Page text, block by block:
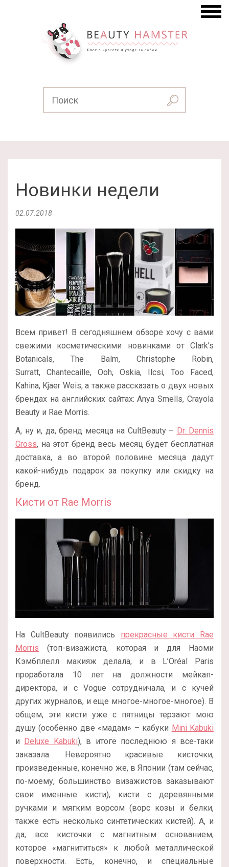
Новинки недели
02.07.2018
Всем привет! В сегодняшнем обзоре хочу с вами
свежими косметическими новинками от Clark’s
Botanicals, The Balm, Christophe Robin,
Surratt, Chantecaille, Ooh, Oskia, Ilcsi, Too Faced,
Kahina, Kjaer Weis, а также рассказать о двух новых
брендах на английских сайтах: Anya Smells, Crayola
Beauty и Rae Morris.
А, ну и, да, бренд месяца на CultBeauty – Dr. Dennis
Gross, на этот бренд весь месяц будет бесплатная
доставка, а во второй половине месяца дадут
какой-нибудь подарок за покупку или скидку на
бренд.
Кисти от Rae Morris
На CultBeauty появились прекрасные кисти Rae
Morris (топ-визажиста, которая и для Наоми
Кэмбплелл макияж делала, и в L’Oréal Paris
проработала 10 лет на должности мейкап-
директора, и с Vogue сотрудничала, и с кучей
других журналов, и еще многое-многое-многое). В
общем, эти кисти уже с пятницы терзают мою
душу (особенно две «мадам» – кабуки Mini Kabuki
и Deluxe Kabuki), в итоге последнюю я все-таки
заказала. Невероятно красивые кисточки,
произведенные, конечно же, в Японии (там сейчас,
по-моему, большинство визажистов заказывают
свои именные кисти), кисти с деревянными
ручками и мягким ворсом (ворс козы и белки,
также есть несколько синтетических кистей). А, и
да, все кисточки с магнитным основанием,
которое «магнититься» к любой металлической
поверхности. Есть, конечно, и специальные